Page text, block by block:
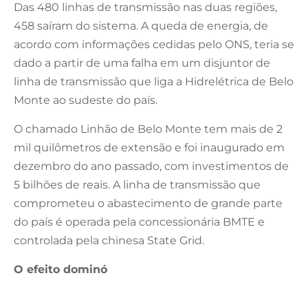
Das 480 linhas de transmissão nas duas regiões,
458 saíram do sistema. A queda de energia, de
acordo com informações cedidas pelo ONS, teria se
dado a partir de uma falha em um disjuntor de
linha de transmissão que liga a Hidrelétrica de Belo
Monte ao sudeste do país.
O chamado Linhão de Belo Monte tem mais de 2
mil quilômetros de extensão e foi inaugurado em
dezembro do ano passado, com investimentos de
5 bilhões de reais. A linha de transmissão que
comprometeu o abastecimento de grande parte
do país é operada pela concessionária BMTE e
controlada pela chinesa State Grid.
O efeito dominó